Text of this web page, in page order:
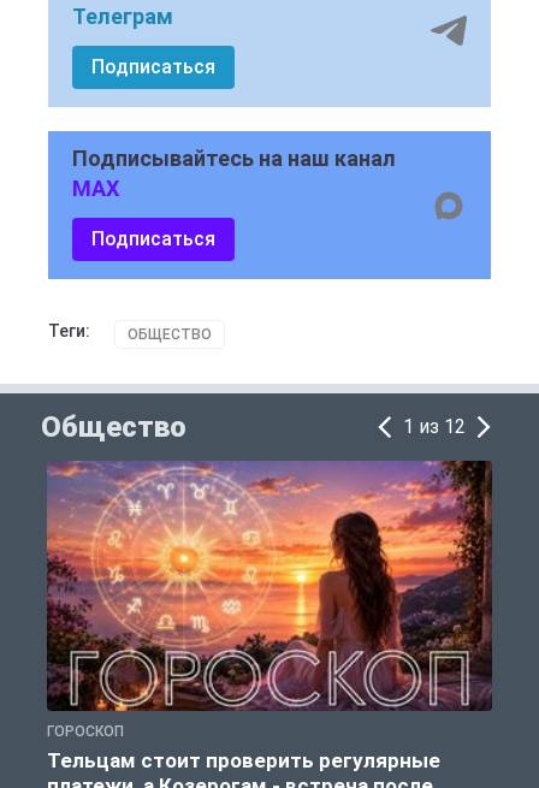
Телеграм
Подписаться
Подписывайтесь на наш канал
MAX
Подписаться
Теги: ОБЩЕСТВО
Общество 1 из 12
ГОРОСКОП
Тельцам стоит проверить регулярные